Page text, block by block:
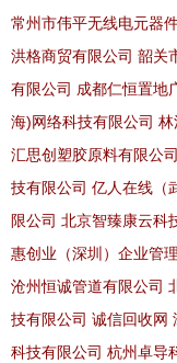
常州市伟平无线电元器
洪格商贸有限公司 韶关
有限公司 成都仁恒置地
海)网络科技有限公司 林
汇思创塑胶原料有限公司
技有限公司 亿人在线（
限公司 北京智臻康云科
惠创业（深圳）企业管
沧州恒诚管道有限公司
技有限公司 诚信回收网
科技有限公司 杭州卓导